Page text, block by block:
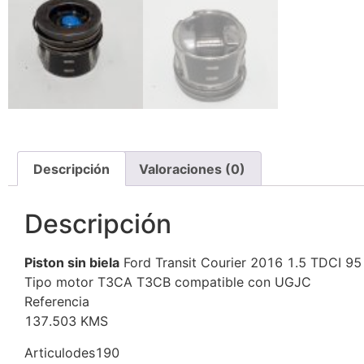
Descripción Valoraciones (0)
Descripción
Piston sin biela Ford Transit Courier 2016 1.5 TDCI
Tipo motor T3CA T3CB compatible con UGJC
Referencia
137.503 KMS
Articulodes190